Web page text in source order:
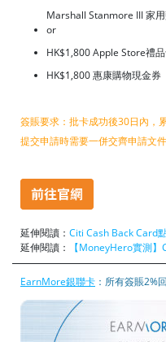
Marshall Stanmore III 家
or
HK$1,800 Apple Store禮
HK$1,800 惠康購物現金券
簽賬要求：批卡成功後30日內，
提交申請時需要一併交齊申請文
延伸閱讀： Citi Cash Back Card
延伸閱讀：
【MoneyHero實測
EarnMore銀聯卡 ：所有簽賬2%